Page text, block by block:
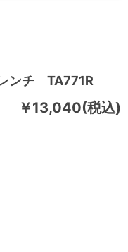
ンチ TA771R
￥13,040(税込)